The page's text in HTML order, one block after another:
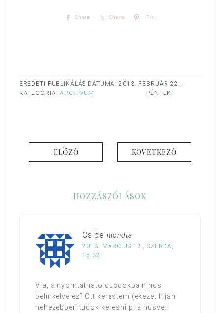
Share Share Pin
EREDETI PUBLIKÁLÁS DÁTUMA: 2013. FEBRUÁR 22.,
PÉNTEK
KATEGÓRIA: ARCHÍVUM
ELŐZŐ KÖVETKEZŐ
HOZZÁSZÓLÁSOK
Csibe mondta
2013. MÁRCIUS 13., SZERDA,
15:32
Via, a nyomtathato cuccokba nincs
belinkelve ez? Ott kerestem (ekezet hijan
nehezebben tudok keresni pl a husvet